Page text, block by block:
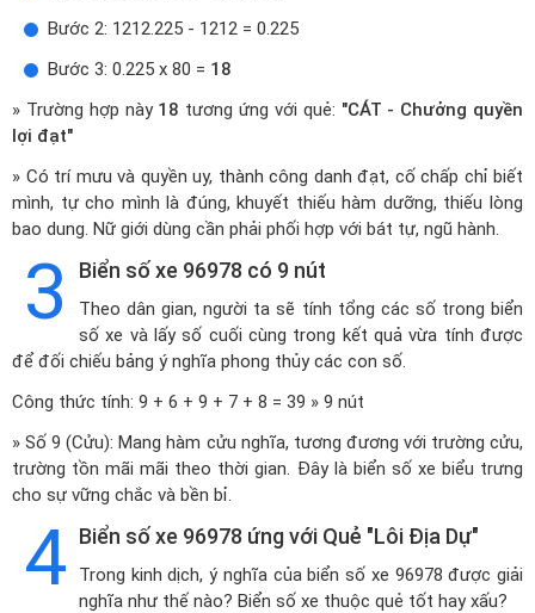
Bước 2: 1212.225 - 1212 = 0.225
Bước 3: 0.225 x 80 = 18
» Trường hợp này 18 tương ứng với quẻ: "CÁT - Chưởng quyền
lợi đạt"
» Có trí mưu và quyền uy, thành công danh đạt, cố chấp chỉ biết
mình, tự cho mình là đúng, khuyết thiếu hàm dưỡng, thiếu lòng
bao dung. Nữ giới dùng cần phải phối hợp với bát tự, ngũ hành.
3 Biển số xe 96978 có 9 nút
Theo dân gian, người ta sẽ tính tổng các số trong biển
số xe và lấy số cuối cùng trong kết quả vừa tính được
để đối chiếu bảng ý nghĩa phong thủy các con số.
Công thức tính: 9 + 6 + 9 + 7 + 8 = 39 » 9 nút
» Số 9 (Cửu): Mang hàm cửu nghĩa, tương đương với trường cửu,
trường tồn mãi mãi theo thời gian. Đây là biển số xe biểu trưng
cho sự vững chắc và bền bỉ.
4 Biển số xe 96978 ứng với Quẻ "Lôi Địa Dự"
Trong kinh dịch, ý nghĩa của biển số xe 96978 được giải
nghĩa như thế nào? Biển số xe thuộc quẻ tốt hay xấu?